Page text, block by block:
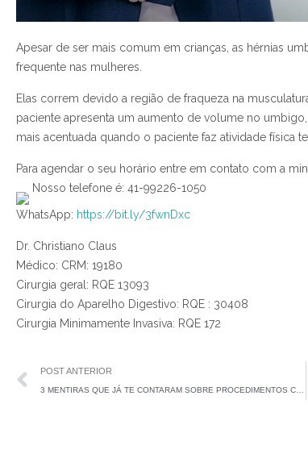
Apesar de ser mais comum em crianças, as hérnias
frequente nas mulheres.
Elas correm devido a região de fraqueza na
paciente apresenta um aumento de volume no
mais acentuada quando o paciente faz atividade física
Para agendar o seu horário entre em contato com a
Nosso telefone é: 41-99226-1050
WhatsApp: https://bit.ly/3fwnDxc
Dr. Christiano Claus
Médico: CRM: 19180
Cirurgia geral: RQE 13093
Cirurgia do Aparelho Digestivo: RQE : 30408
Cirurgia Minimamente Invasiva: RQE 172
POST ANTERIOR